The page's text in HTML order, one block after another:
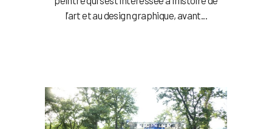
l’art et au design graphique, avant...